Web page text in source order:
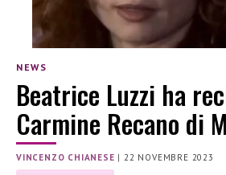
NEWS
Beatrice Luzzi ha
Carmine Recano di
VINCENZO CHIANESE |22 NOVEMBRE 2023